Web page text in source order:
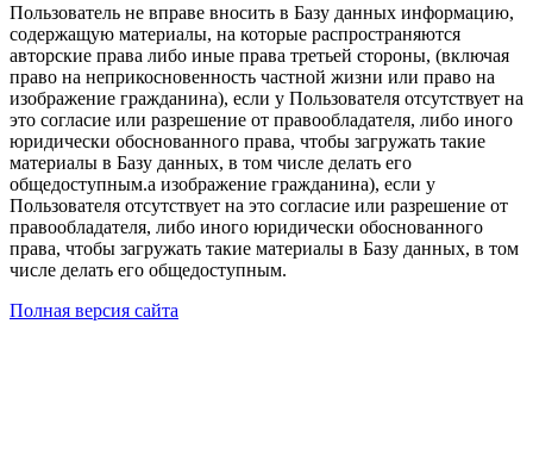
Пользователь не вправе вносить в Базу данных информацию,
содержащую материалы, на которые распространяются
авторские права либо иные права третьей стороны, (включая
право на неприкосновенность частной жизни или право на
изображение гражданина), если у Пользователя отсутствует на
это согласие или разрешение от правообладателя, либо иного
юридически обоснованного права, чтобы загружать такие
материалы в Базу данных, в том числе делать его
общедоступным.а изображение гражданина), если у
Пользователя отсутствует на это согласие или разрешение от
правообладателя, либо иного юридически обоснованного
права, чтобы загружать такие материалы в Базу данных, в том
числе делать его общедоступным.
Полная версия сайта